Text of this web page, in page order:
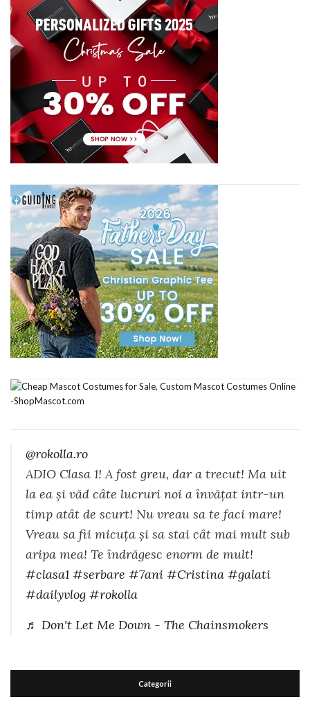
@rokolla.ro
ADIO Clasa 1! A fost greu, dar a trecut! Ma uit
la ea și văd câte lucruri noi a învățat intr-un
timp atât de scurt! Nu vreau sa te faci mare!
Vreau sa fii micuța și sa stai cât mai mult sub
aripa mea! Te îndrăgesc enorm de mult!
#clasa1 #serbare #7ani #Cristina #galati
#dailyvlog #rokolla
♬ Don't Let Me Down - The Chainsmokers
Categorii